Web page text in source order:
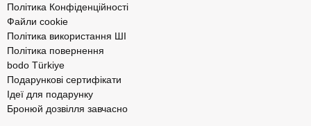
Політика Конфіденційності
Файли cookie
Політика використання ШІ
Політика повернення
bodo Türkiye
Подарункові сертифікати
Ідеї для подарунку
Бронюй дозвілля завчасно